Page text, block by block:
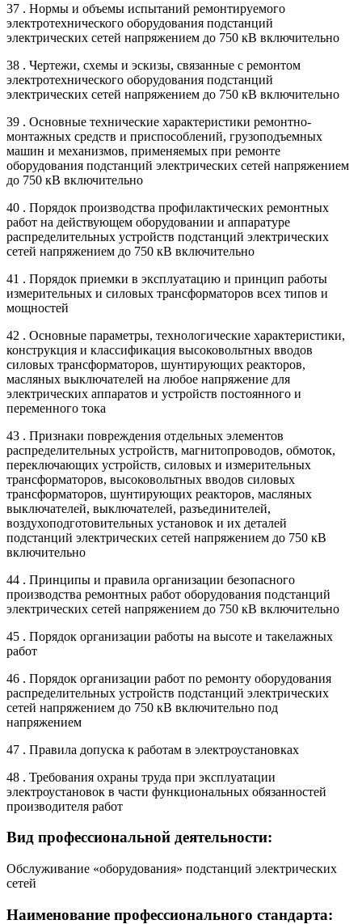
37 . Нормы и объемы испытаний ремонтируемого
электротехнического оборудования подстанций
электрических сетей напряжением до 750 кВ включительно
38 . Чертежи, схемы и эскизы, связанные с ремонтом
электротехнического оборудования подстанций
электрических сетей напряжением до 750 кВ включительно
39 . Основные технические характеристики ремонтно-
монтажных средств и приспособлений, грузоподъемных
машин и механизмов, применяемых при ремонте
оборудования подстанций электрических сетей напряжением
до 750 кВ включительно
40 . Порядок производства профилактических ремонтных
работ на действующем оборудовании и аппаратуре
распределительных устройств подстанций электрических
сетей напряжением до 750 кВ включительно
41 . Порядок приемки в эксплуатацию и принцип работы
измерительных и силовых трансформаторов всех типов и
мощностей
42 . Основные параметры, технологические характеристики,
конструкция и классификация высоковольтных вводов
силовых трансформаторов, шунтирующих реакторов,
масляных выключателей на любое напряжение для
электрических аппаратов и устройств постоянного и
переменного тока
43 . Признаки повреждения отдельных элементов
распределительных устройств, магнитопроводов, обмоток,
переключающих устройств, силовых и измерительных
трансформаторов, высоковольтных вводов силовых
трансформаторов, шунтирующих реакторов, масляных
выключателей, выключателей, разъединителей,
воздухоподготовительных установок и их деталей
подстанций электрических сетей напряжением до 750 кВ
включительно
44 . Принципы и правила организации безопасного
производства ремонтных работ оборудования подстанций
электрических сетей напряжением до 750 кВ включительно
45 . Порядок организации работы на высоте и такелажных
работ
46 . Порядок организации работ по ремонту оборудования
распределительных устройств подстанций электрических
сетей напряжением до 750 кВ включительно под
напряжением
47 . Правила допуска к работам в электроустановках
48 . Требования охраны труда при эксплуатации
электроустановок в части функциональных обязанностей
производителя работ
Вид профессиональной деятельности:
Обслуживание «оборудования» подстанций электрических
сетей
Наименование профессионального стандарта: